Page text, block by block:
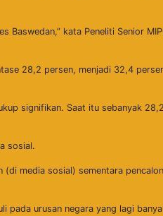
Baswedan,” kata Peneliti Senior
28,2 persen, menjadi 32,4
signifikan. Saat itu sebanyak
sosial.
media sosial) sementara
pada urusan negara yang lagi